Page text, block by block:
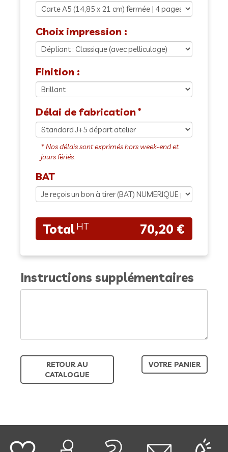
Choix impression :
Finition :
Délai de fabrication
BAT
70,20 €
Instructions supplémentaires
RETOUR AU
CATALOGUE
VOTRE PANIER